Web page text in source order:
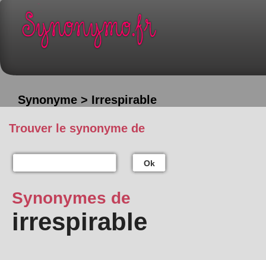
Synonyme > Irrespirable
Trouver le synonyme de
Ok
Synonymes de
irrespirable